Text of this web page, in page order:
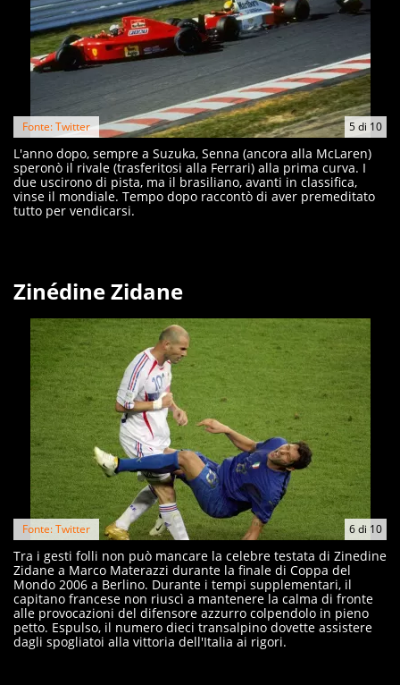
5di 10
Fonte: Twitter
L'anno dopo, sempre a Suzuka, Senna (ancora alla McLaren)
speronò il rivale (trasferitosi alla Ferrari) alla prima curva. I
due uscirono di pista, ma il brasiliano, avanti in classifica,
vinse il mondiale. Tempo dopo raccontò di aver premeditato
tutto per vendicarsi.
Zinédine Zidane
6di 10
Fonte: Twitter
Tra i gesti folli non può mancare la celebre testata di Zinedine
Zidane a Marco Materazzi durante la finale di Coppa del
Mondo 2006 a Berlino. Durante i tempi supplementari, il
capitano francese non riuscì a mantenere la calma di fronte
alle provocazioni del difensore azzurro colpendolo in pieno
petto. Espulso, il numero dieci transalpino dovette assistere
dagli spogliatoi alla vittoria dell'Italia ai rigori.